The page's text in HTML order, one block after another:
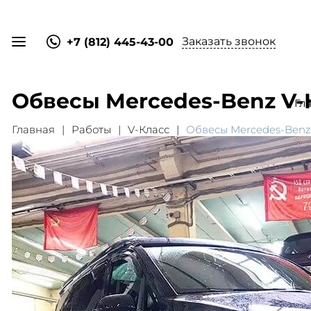
+7 (812) 445-43-00 Заказать звонок
Обвесы Mercedes-Benz V-
Главная Работы V-Класс Обвесы Mercedes-